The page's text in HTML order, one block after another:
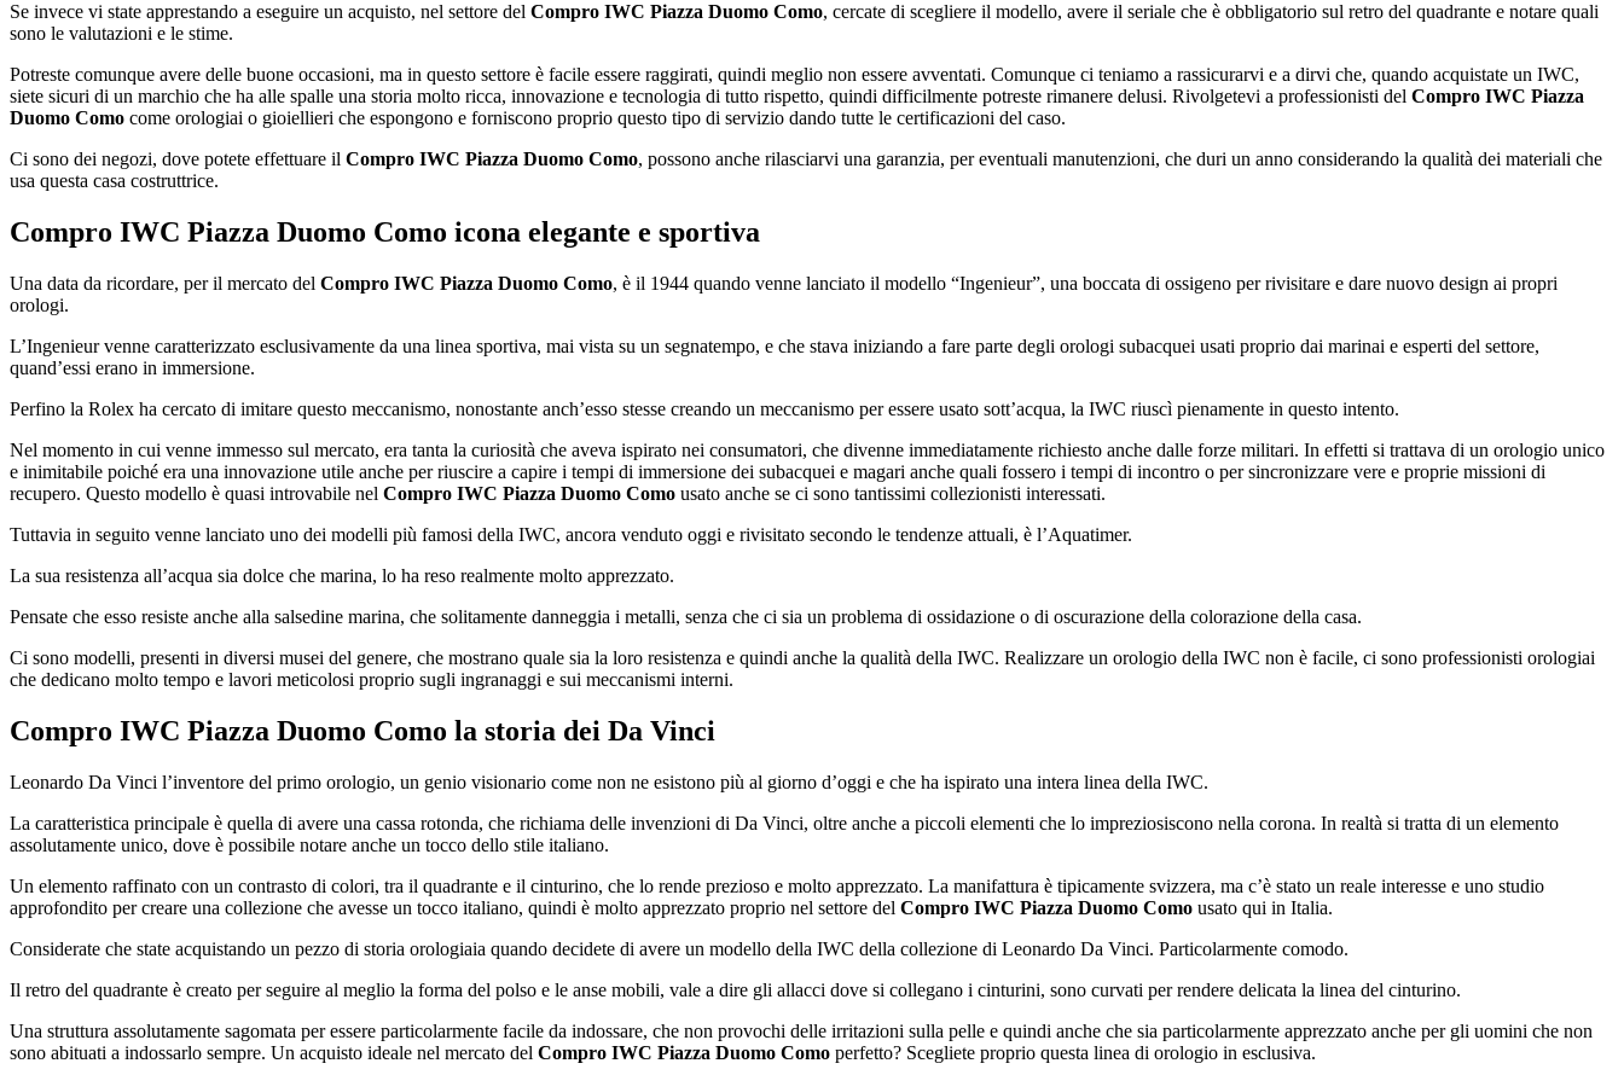
Se invece vi state apprestando a eseguire un acquisto, nel settore del Compro IWC Piazza Duomo Como, cercate di scegliere il modello, avere il seriale che è obbligatorio sul retro del quadrante e notare quali
sono le valutazioni e le stime.
Potreste comunque avere delle buone occasioni, ma in questo settore è facile essere raggirati, quindi meglio non essere avventati. Comunque ci teniamo a rassicurarvi e a dirvi che, quando acquistate un IWC,
siete sicuri di un marchio che ha alle spalle una storia molto ricca, innovazione e tecnologia di tutto rispetto, quindi difficilmente potreste rimanere delusi. Rivolgetevi a professionisti del Compro IWC Piazza
Duomo Como come orologiai o gioiellieri che espongono e forniscono proprio questo tipo di servizio dando tutte le certificazioni del caso.
Ci sono dei negozi, dove potete effettuare il Compro IWC Piazza Duomo Como, possono anche rilasciarvi una garanzia, per eventuali manutenzioni, che duri un anno considerando la qualità dei materiali che
usa questa casa costruttrice.
Compro IWC Piazza Duomo Como icona elegante e sportiva
Una data da ricordare, per il mercato del Compro IWC Piazza Duomo Como, è il 1944 quando venne lanciato il modello “Ingenieur”, una boccata di ossigeno per rivisitare e dare nuovo design ai propri
orologi.
L’Ingenieur venne caratterizzato esclusivamente da una linea sportiva, mai vista su un segnatempo, e che stava iniziando a fare parte degli orologi subacquei usati proprio dai marinai e esperti del settore,
quand’essi erano in immersione.
Perfino la Rolex ha cercato di imitare questo meccanismo, nonostante anch’esso stesse creando un meccanismo per essere usato sott’acqua, la IWC riuscì pienamente in questo intento.
Nel momento in cui venne immesso sul mercato, era tanta la curiosità che aveva ispirato nei consumatori, che divenne immediatamente richiesto anche dalle forze militari. In effetti si trattava di un orologio unico
e inimitabile poiché era una innovazione utile anche per riuscire a capire i tempi di immersione dei subacquei e magari anche quali fossero i tempi di incontro o per sincronizzare vere e proprie missioni di
recupero. Questo modello è quasi introvabile nel Compro IWC Piazza Duomo Como usato anche se ci sono tantissimi collezionisti interessati.
Tuttavia in seguito venne lanciato uno dei modelli più famosi della IWC, ancora venduto oggi e rivisitato secondo le tendenze attuali, è l’Aquatimer.
La sua resistenza all’acqua sia dolce che marina, lo ha reso realmente molto apprezzato.
Pensate che esso resiste anche alla salsedine marina, che solitamente danneggia i metalli, senza che ci sia un problema di ossidazione o di oscurazione della colorazione della casa.
Ci sono modelli, presenti in diversi musei del genere, che mostrano quale sia la loro resistenza e quindi anche la qualità della IWC. Realizzare un orologio della IWC non è facile, ci sono professionisti orologiai
che dedicano molto tempo e lavori meticolosi proprio sugli ingranaggi e sui meccanismi interni.
Compro IWC Piazza Duomo Como la storia dei Da Vinci
Leonardo Da Vinci l’inventore del primo orologio, un genio visionario come non ne esistono più al giorno d’oggi e che ha ispirato una intera linea della IWC.
La caratteristica principale è quella di avere una cassa rotonda, che richiama delle invenzioni di Da Vinci, oltre anche a piccoli elementi che lo impreziosiscono nella corona. In realtà si tratta di un elemento
assolutamente unico, dove è possibile notare anche un tocco dello stile italiano.
Un elemento raffinato con un contrasto di colori, tra il quadrante e il cinturino, che lo rende prezioso e molto apprezzato. La manifattura è tipicamente svizzera, ma c’è stato un reale interesse e uno studio
approfondito per creare una collezione che avesse un tocco italiano, quindi è molto apprezzato proprio nel settore del Compro IWC Piazza Duomo Como usato qui in Italia.
Considerate che state acquistando un pezzo di storia orologiaia quando decidete di avere un modello della IWC della collezione di Leonardo Da Vinci. Particolarmente comodo.
Il retro del quadrante è creato per seguire al meglio la forma del polso e le anse mobili, vale a dire gli allacci dove si collegano i cinturini, sono curvati per rendere delicata la linea del cinturino.
Una struttura assolutamente sagomata per essere particolarmente facile da indossare, che non provochi delle irritazioni sulla pelle e quindi anche che sia particolarmente apprezzato anche per gli uomini che non
sono abituati a indossarlo sempre. Un acquisto ideale nel mercato del Compro IWC Piazza Duomo Como perfetto? Scegliete proprio questa linea di orologio in esclusiva.